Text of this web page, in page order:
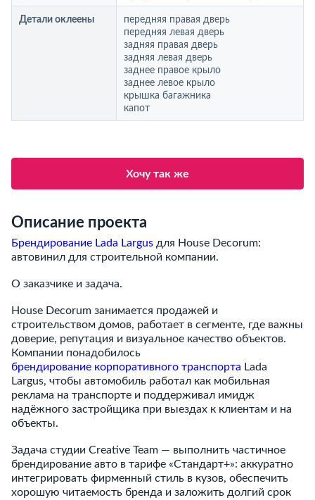
Детали оклеены
передняя правая дверь
передняя левая дверь
задняя правая дверь
задняя левая дверь
заднее правое крыло
заднее левое крыло
крышка багажника
капот
Хочу так же
Описание проекта
Брендирование Lada Largus для House Decorum:
автовинил для строительной компании.
О заказчике и задача.
House Decorum занимается продажей и
строительством домов, работает в сегменте, где важны
доверие, репутация и визуальное качество объектов.
Компании понадобилось
брендирование корпоративного транспорта Lada
Largus, чтобы автомобиль работал как мобильная
реклама на транспорте и поддерживал имидж
надёжного застройщика при выездах к клиентам и на
объекты.
Задача студии Creative Team — выполнить частичное
брендирование авто в тарифе «Стандарт+»: аккуратно
интегрировать фирменный стиль в кузов, обеспечить
хорошую читаемость бренда и заложить долгий срок